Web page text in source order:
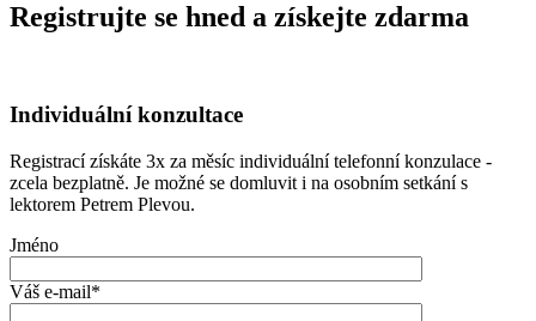
Registrujte se hned a získejte zdarma
Individuální konzultace
Registrací získáte 3x za měsíc individuální telefonní konzulace -
zcela bezplatně. Je možné se domluvit i na osobním setkání s
lektorem Petrem Plevou.
Jméno
Váš e-mail*